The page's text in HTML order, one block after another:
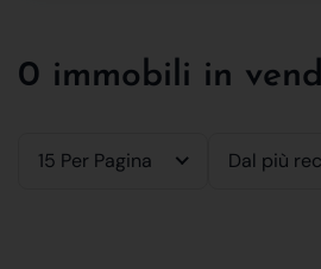
0 immobili in
15 Per Pagina Dal più